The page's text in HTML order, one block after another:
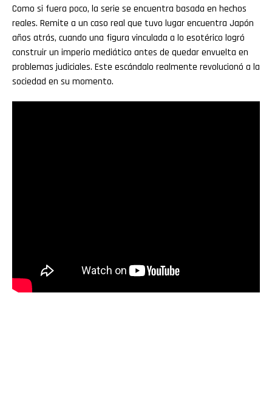
Como si fuera poco, la serie se encuentra basada en hechos
reales. Remite a un caso real que tuvo lugar encuentra Japón
años atrás, cuando una figura vinculada a lo esotérico logró
construir un imperio mediático antes de quedar envuelta en
problemas judiciales. Este escándalo realmente revolucionó a la
sociedad en su momento.